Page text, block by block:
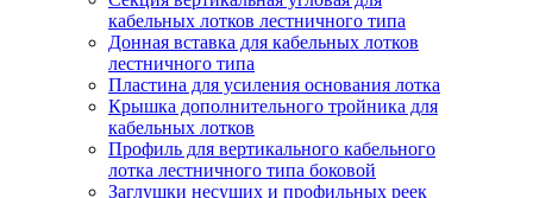
кабельных лотков лестничного типа
Донная вставка для кабельных лотков
лестничного типа
Пластина для усиления основания лотка
Крышка дополнительного тройника для
кабельных лотков
Профиль для вертикального кабельного
лотка лестничного типа боковой
Заглушки несущих и профильных реек